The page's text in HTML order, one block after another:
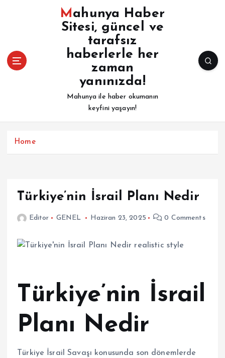
a
Mahunya Haber
Sitesi, güncel ve
tarafsız
haberlerle her
zaman
yanınızda!
Mahunya ile haber okumanın
keyfini yaşayın!
Home
Türkiye’nin İsrail Planı Nedir
Editor GENEL Haziran 23, 2025 0 Comments
Türkiye’nin İsrail
Planı Nedir
Türkiye İsrail Savaşı konusunda son dönemlerde